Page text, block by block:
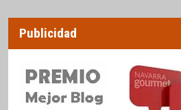
Publicidad